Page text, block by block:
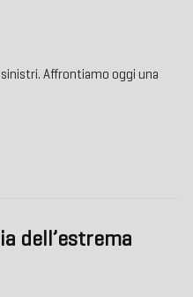
sinistri. Affrontiamo oggi una
dell’estrema